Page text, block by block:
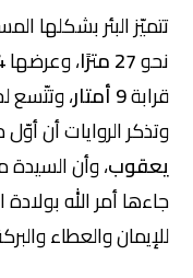
تتميّز البئر بشكلها
نحو27 مترًا ، وعرضها4
قرابة9 أمتار ، وتتّسع
وتذكر الروايات أن
يعقوب، وأن
جاءها أمر الله
للإيمان والعطاء